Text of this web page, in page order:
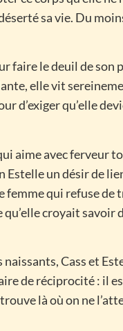
sa vie. Du
faire le deuil de son
elle vit
d’exiger qu’elle
aime avec ferveur
un désir de
femme qui refuse de
croyait savoir
Cass et
de réciprocité : il
là où on ne